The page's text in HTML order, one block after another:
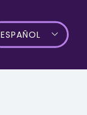
ESPAÑOL